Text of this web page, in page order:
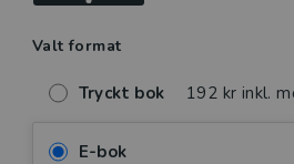
Valt format
Tryckt bok 192 kr inkl.
E-bok